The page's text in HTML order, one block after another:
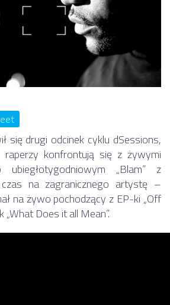
się drugi odcinek cyklu dSessions,
konfrontują się z żywymi
ubiegłotygodniowym „Blam” z
czas na zagranicznego artystę –
na żywo pochodzący z EP-ki „Off
„What Does it all Mean”.